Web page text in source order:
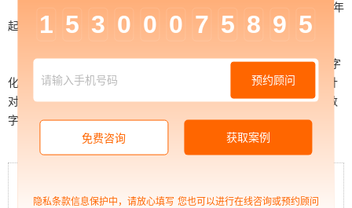
中企高呈是中企动力科技股份有限公司的高端子品牌，自2017年
起，高呈已服务近300多家世界500强、中国500强及行业头部客户。
在服务模式上，高呈已形成包括数字化营销、数字化商业、数字
化管理在内的三大业务线，打通企业数字化转型全流程服务。高呈针
对企业营销获客需求，建立品牌营销私域流量池，帮助企业去提升数
字化运营能力。
司？
1 5 3 0 0 0 7 5 8 9 5
预约顾问
免费咨询 获取案例
隐私条款信息保护中，请放心填写 您也可以进行在线咨询或预约顾问